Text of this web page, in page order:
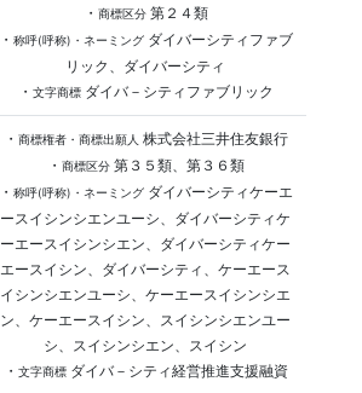
・ 商標区分第２４類
・ 称呼(呼称)・ネーミングダイバーシティファブ
リック、ダイバーシティ
・ 文字商標ダイバ－シティファブリック
・ 商標権者・商標出願人 株式会社三井住友銀行
・ 商標区分第３５類、第３６類
・ 称呼(呼称)・ネーミングダイバーシティケーエ
ースイシンシエンユーシ、ダイバーシティケ
ーエースイシンシエン、ダイバーシティケー
エースイシン、ダイバーシティ、ケーエース
イシンシエンユーシ、ケーエースイシンシエ
ン、ケーエースイシン、スイシンシエンユー
シ、スイシンシエン、スイシン
・ 文字商標ダイバ－シティ経営推進支援融資